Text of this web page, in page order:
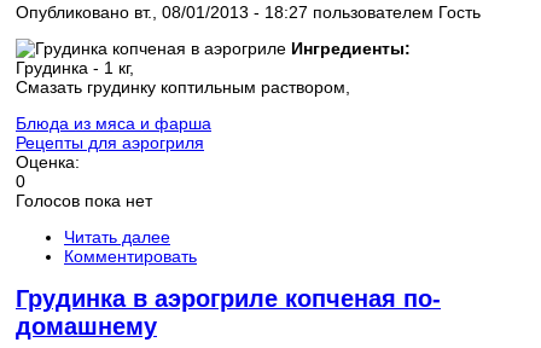
Опубликовано вт., 08/01/2013 - 18:27 пользователем Гость
Ингредиенты:
Грудинка - 1 кг,
Смазать грудинку коптильным раствором,
Блюда из мяса и фарша
Рецепты для аэрогриля
Оценка:
0
Голосов пока нет
Читать далее
Комментировать
Грудинка в аэрогриле копченая по-
домашнему